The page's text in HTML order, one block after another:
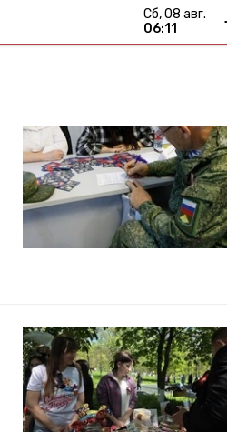
сб, 08 авг.
06:11